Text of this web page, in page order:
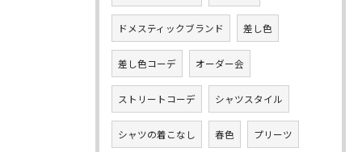
ドメスティックブランド 差し色
差し色コーデ オーダー会
ストリートコーデ シャツスタイル
シャツの着こなし 春色 プリーツ